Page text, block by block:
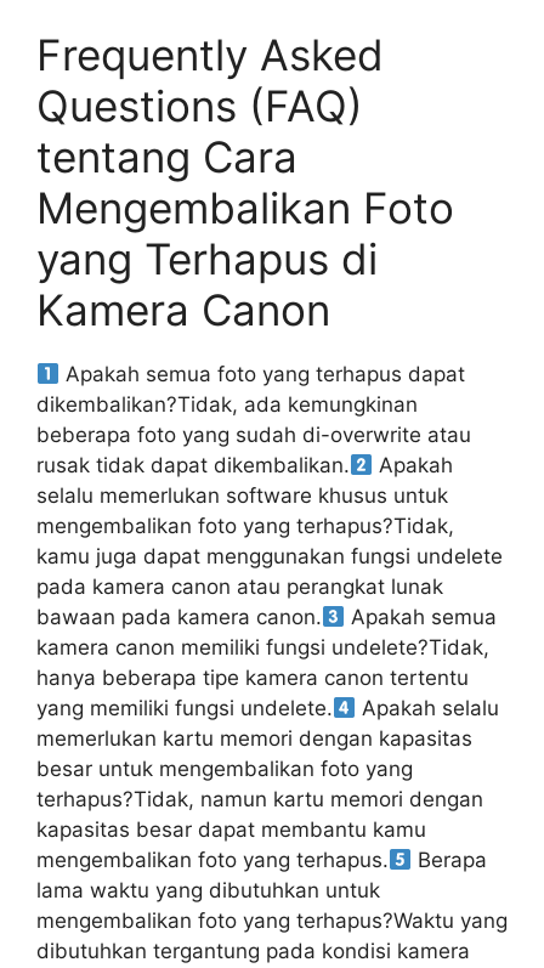
Frequently Asked
Questions (FAQ)
tentang Cara
Mengembalikan Foto
yang Terhapus di
Kamera Canon
Apakah semua foto yang terhapus dapat
dikembalikan?Tidak, ada kemungkinan
beberapa foto yang sudah di-overwrite atau
rusak tidak dapat dikembalikan.
Apakah
selalu memerlukan software khusus untuk
mengembalikan foto yang terhapus?Tidak,
kamu juga dapat menggunakan fungsi undelete
pada kamera canon atau perangkat lunak
bawaan pada kamera canon.
Apakah semua
kamera canon memiliki fungsi undelete?Tidak,
hanya beberapa tipe kamera canon tertentu
yang memiliki fungsi undelete.
Apakah selalu
memerlukan kartu memori dengan kapasitas
besar untuk mengembalikan foto yang
terhapus?Tidak, namun kartu memori dengan
kapasitas besar dapat membantu kamu
mengembalikan foto yang terhapus.
Berapa
lama waktu yang dibutuhkan untuk
mengembalikan foto yang terhapus?Waktu yang
dibutuhkan tergantung pada kondisi kamera